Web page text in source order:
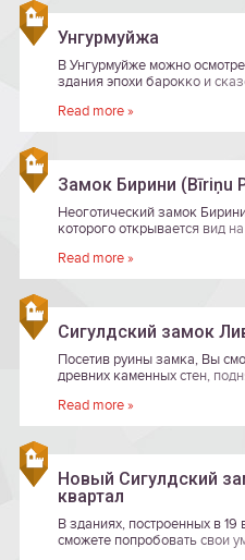
Унгурмуйжа
В Унгурмуйже можно
здания эпохи барокко и
Read more »
Замок Бирини (Bīriņu
Неоготический замок
которого открывается вид
событиях.
Read more »
Сигулдский замок
Посетив руины замка, Вы
древних каменных стен,
Read more »
Новый Сигулдский
квартал
В зданиях, построенных в
сможете попробовать свои